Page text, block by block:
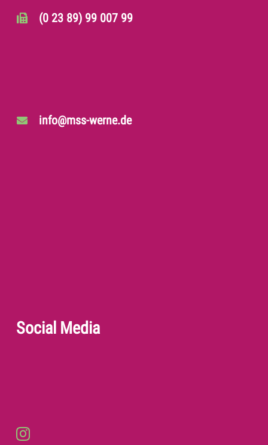
(0 23 89) 99 007 99
info@mss-werne.de
Social Media